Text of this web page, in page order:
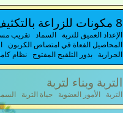
8 مكونات للزراعة بالتكثيف الحيوي
الإعداد العميق للتربة السماد تقريب
المحاصيل الفعاة في امتصاص الكربون
الحرارية بذور التلقيح المفتوح نظام
التربة وبناء لتربة
التربة الأمور العضوية حياة التربة